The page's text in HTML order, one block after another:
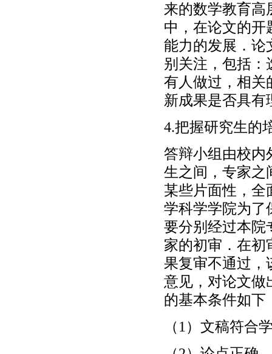
来的数学教育高
中，在论文的开
能力的发展．论
别关注，包括：
有人做过，相关
新成果是否具有
4.把握研究生的
答辩小组由校内
生之间，专家之
某些片面性，全
学科学学院为了
要分别经过本院
家的初审．在初
果复审不通过，
意见，对论文做
的基本条件如下
（1）文稿符合